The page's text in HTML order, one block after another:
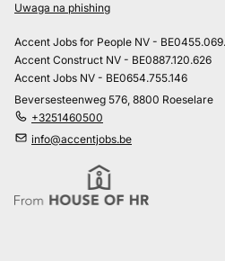
Uwaga na phishing
Accent Jobs for People NV -
Accent Construct NV - BE0887.120.626
Accent Jobs NV - BE0654.755.146
Beversesteenweg 576, 8800 Roeselare
+3251460500
info@accentjobs.be